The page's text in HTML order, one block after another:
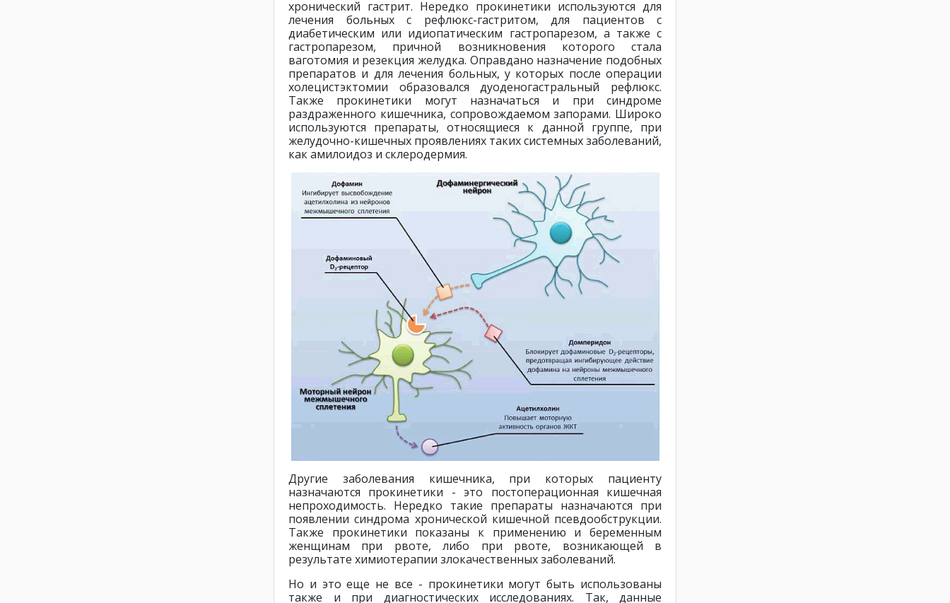
хронический гастрит. Нередко прокинетики используются для
лечения больных с рефлюкс-гастритом, для пациентов с
диабетическим или идиопатическим гастропарезом, а также с
гастропарезом, причной возникновения которого стала
ваготомия и резекция желудка. Оправдано назначение подобных
препаратов и для лечения больных, у которых после операции
холецистэктомии образовался дуоденогастральный рефлюкс.
Также прокинетики могут назначаться и при синдроме
раздраженного кишечника, сопровождаемом запорами. Широко
используются препараты, относящиеся к данной группе, при
желудочно-кишечных проявлениях таких системных заболеваний,
как амилоидоз и склеродермия.
Другие заболевания кишечника, при которых пациенту
назначаются прокинетики - это постоперационная кишечная
непроходимость. Нередко такие препараты назначаются при
появлении синдрома хронической кишечной псевдообструкции.
Также прокинетики показаны к применению и беременным
женщинам при рвоте, либо при рвоте, возникающей в
результате химиотерапии злокачественных заболеваний.
Но и это еще не все - прокинетики могут быть использованы
также и при диагностических исследованиях. Так, данные